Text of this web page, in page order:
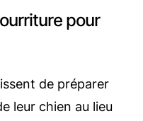
pour
de préparer
leur chien au lieu